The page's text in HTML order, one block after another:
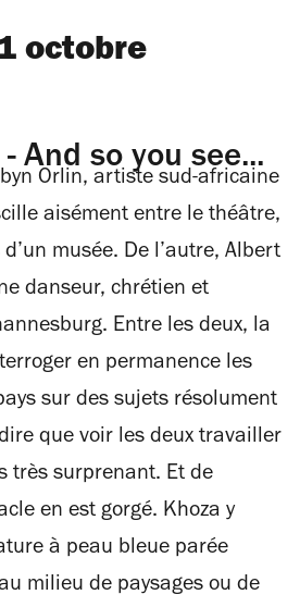
octobre
And so you see...
Orlin, artiste sud-africaine
aisément entre le théâtre,
musée. De l’autre, Albert
danseur, chrétien et
Entre les deux, la
en permanence les
sur des sujets résolument
que voir les deux travailler
très surprenant. Et de
en est gorgé. Khoza y
à peau bleue parée
milieu de paysages ou de